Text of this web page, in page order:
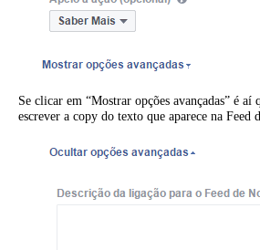
Se clicar em “Mostrar opções avançadas” é aí
escrever a copy do texto que aparece na Feed